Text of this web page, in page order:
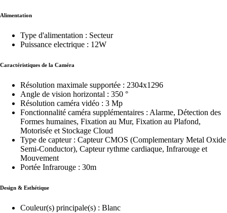
Alimentation
Type d'alimentation : Secteur
Puissance electrique : 12W
Caractéristiques de la Caméra
Résolution maximale supportée : 2304x1296
Angle de vision horizontal : 350 °
Résolution caméra vidéo : 3 Mp
Fonctionnalité caméra supplémentaires : Alarme, Détection des
Formes humaines, Fixation au Mur, Fixation au Plafond,
Motorisée et Stockage Cloud
Type de capteur : Capteur CMOS (Complementary Metal Oxide
Semi-Conductor), Capteur rythme cardiaque, Infrarouge et
Mouvement
Portée Infrarouge : 30m
Design & Esthétique
Couleur(s) principale(s) : Blanc